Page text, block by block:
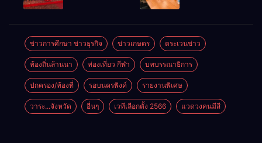
เขตครบ ย้ำจะ
กลับมาทวง
เก้าอี้คืน
ลบ.ม. ให้
เกษตรกว่า 1
แสนไร่
ข่าวการศึกษา ข่าวธุรกิจ ข่าวเกษตร ตระเวนข่าว
ท้องถิ่นล้านนา ท่องเที่ยว กีฬา บทบรรณาธิการ
ปกครอง/ท้องที่ รอบนครพิงค์ รายงานพิเศษ
วาระ...จังหวัด อื่นๆ เวทีเลือกตั้ง 2566 แวดวงคนมีสี